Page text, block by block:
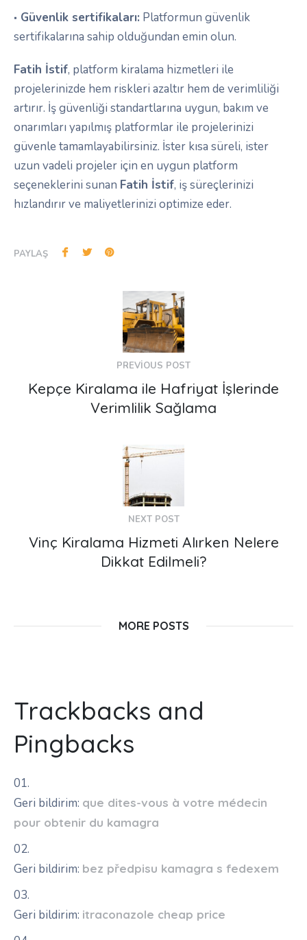
Güvenlik sertifikaları: Platformun güvenlik
sertifikalarına sahip olduğundan emin olun.
Fatih İstif, platform kiralama hizmetleri ile
projelerinizde hem riskleri azaltır hem de verimliliği
artırır. İş güvenliği standartlarına uygun, bakım ve
onarımları yapılmış platformlar ile projelerinizi
güvenle tamamlayabilirsiniz. İster kısa süreli, ister
uzun vadeli projeler için en uygun platform
seçeneklerini sunan Fatih İstif, iş süreçlerinizi
hızlandırır ve maliyetlerinizi optimize eder.
PAYLAŞ
PREVIOUS POST
Kepçe Kiralama ile Hafriyat İşlerinde
Verimlilik Sağlama
NEXT POST
Vinç Kiralama Hizmeti Alırken Nelere
Dikkat Edilmeli?
MORE POSTS
Trackbacks and
Pingbacks
Geri bildirim: que dites-vous à votre médecin
pour obtenir du kamagra
Geri bildirim: bez předpisu kamagra s fedexem
Geri bildirim: itraconazole cheap price